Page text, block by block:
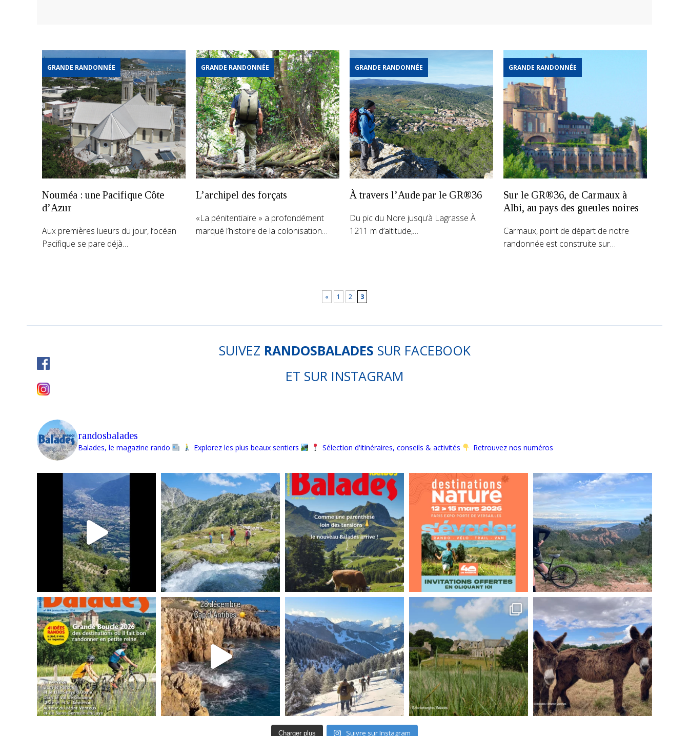
GRANDE RANDONNÉE
Nouméa : une Pacifique Côte
d’Azur
Aux premières lueurs du jour, l’océan
Pacifique se pare déjà…
GRANDE RANDONNÉE
L’archipel des forçats
«La pénitentiaire » a profondément
marqué l’histoire de la colonisation…
GRANDE RANDONNÉE
À travers l’Aude par le GR®36
Du pic du Nore jusqu’à Lagrasse À
1211 m d’altitude,…
GRANDE RANDONNÉE
Sur le GR®36, de Carmaux à
Albi, au pays des gueules noires
Carmaux, point de départ de notre
randonnée est construite sur…
« 1 2 3
SUIVEZ RANDOSBALADES SUR FACEBOOK
ET SUR INSTAGRAM
randosbalades
Balades, le magazine rando Explorez les plus beaux sentiers Sélection d'itinéraires, conseils & activités Retrouvez nos numéros
Charger plus Suivre sur Instagram